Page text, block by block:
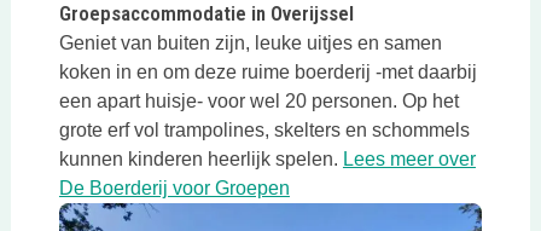
Groepsaccommodatie in Overijssel
Geniet van buiten zijn, leuke uitjes en samen
koken in en om deze ruime boerderij -met daarbij
een apart huisje- voor wel 20 personen. Op het
grote erf vol trampolines, skelters en schommels
kunnen kinderen heerlijk spelen. Lees meer over
De Boerderij voor GroepenDeze link opent in een